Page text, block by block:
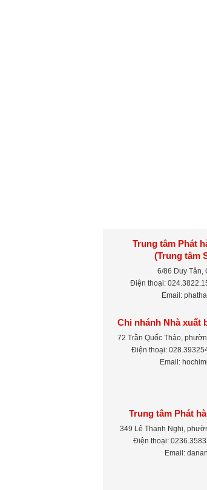
Trung tâm Phát
(Trung tâm
6/86 Duy Tân,
Điện thoại:
Email:
Chi nhánh Nhà xuất
72 Trần Quốc Thảo,
Điện thoại:
Email:
Trung tâm Phát
349 Lê Thanh Nghị,
Điện thoại:
Email: